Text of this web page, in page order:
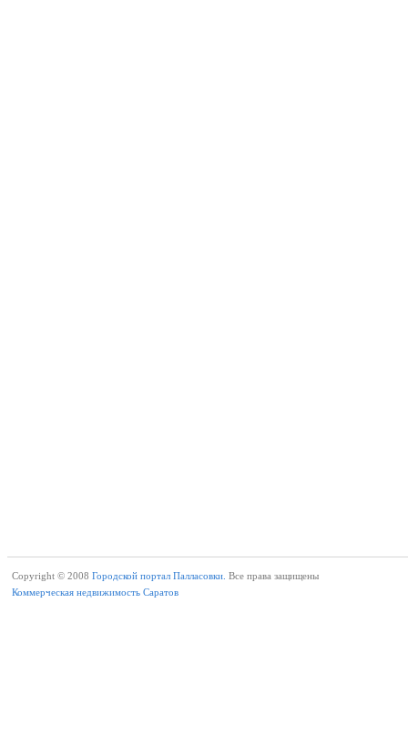
Copyright © 2008 Городской портал Палласовки. Все права защищены
Коммерческая недвижимость Саратов